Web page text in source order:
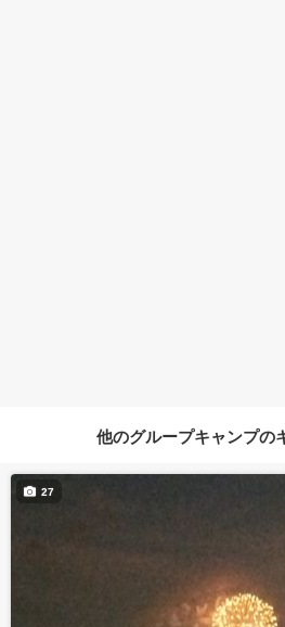
他のグループキャンプの
27